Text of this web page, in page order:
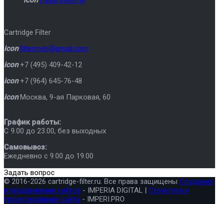
Cartridge Filter
icon filtermeb@gmail.com
icon +7 (495) 409-42-12
icon +7 (964) 645-76-48
icon Москва, 9-ая Парковая, 60
График работы:
C 9.00 до 23.00, без выходных
Самовывоз:
Ежедневно с 9.00 до 19.00
Задать вопрос
© 2016-2026 cartridge-filter.ru. Все права защищены Создание
и продвижение сайтов - IMPERIA DIGITAL | Структура и
проектирование сайта - IMPERI.PRO